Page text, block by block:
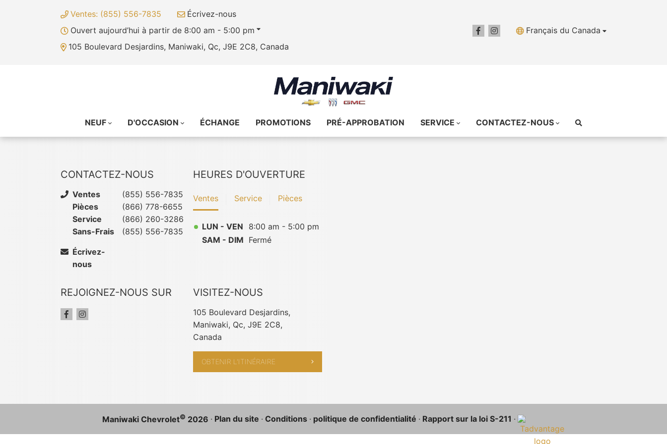
Ventes: (855) 556-7835
Écrivez-nous
Ouvert aujourd’hui à partir de 8:00 am - 5:00 pm
105 Boulevard Desjardins, Maniwaki, Qc, J9E 2C8, Canada
Français du Canada
NEUF D'OCCASION ÉCHANGE PROMOTIONS PRÉ-APPROBATION SERVICE CONTACTEZ-NOUS
CONTACTEZ-NOUS
Ventes
(855) 556-7835
Pièces
(866) 778-6655
Service
(866) 260-3286
Sans-Frais
(855) 556-7835
Écrivez-
nous
HEURES D'OUVERTURE
Ventes Service Pièces
LUN - VEN
8:00 am - 5:00 pm
SAM - DIM Fermé
REJOIGNEZ-NOUS SUR VISITEZ-NOUS
105 Boulevard Desjardins,
Maniwaki, Qc, J9E 2C8,
Canada
OBTENIR L'ITINÉRAIRE
Maniwaki Chevrolet© 2026 · Plan du site · Conditions · politique de confidentialité · Rapport sur la loi S-211 ·